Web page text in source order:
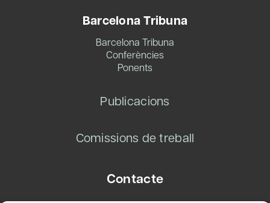
Barcelona Tribuna
Barcelona Tribuna
Conferències
Ponents
Publicacions
Comissions de treball
Contacte